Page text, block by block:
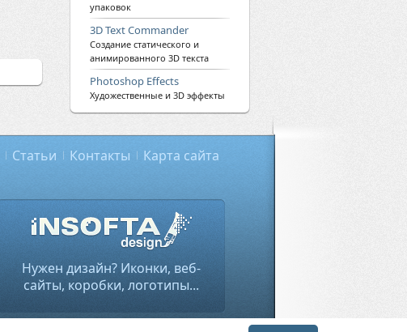
упаковок
3D Text Commander
Создание статического и
анимированного 3D текста
Photoshop Effects
Художественные и 3D эффекты
Статьи Контакты Карта сайта
Нужен дизайн? Иконки, веб-
сайты, коробки, логотипы...